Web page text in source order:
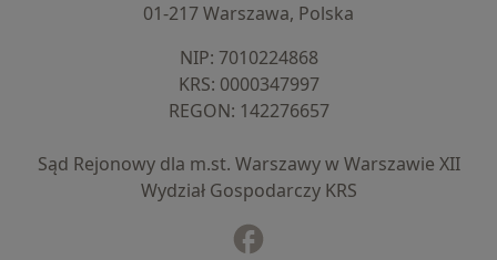
01-217 Warszawa, Polska
NIP: ⁠7010224868
KRS: ⁠0000347997
REGON: ⁠142276657
Sąd Rejonowy dla m.st. Warszawy w Warszawie XII
Wydział Gospodarczy KRS